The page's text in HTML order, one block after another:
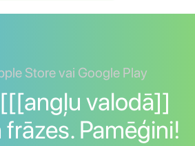
Store vai Google Play
valodā]]
Pamēģini!